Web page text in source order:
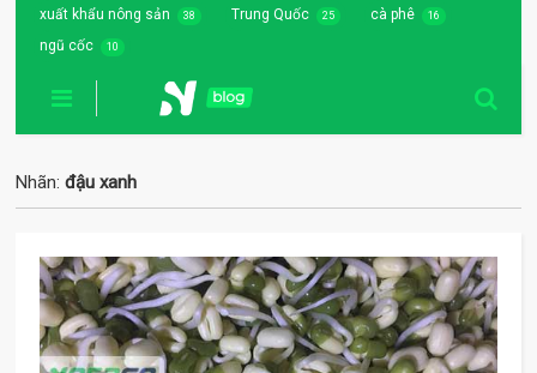
xuất khẩu nông sản 38 Trung Quốc 25 cà phê 16
ngũ cốc 10
Nhãn:đậu xanh